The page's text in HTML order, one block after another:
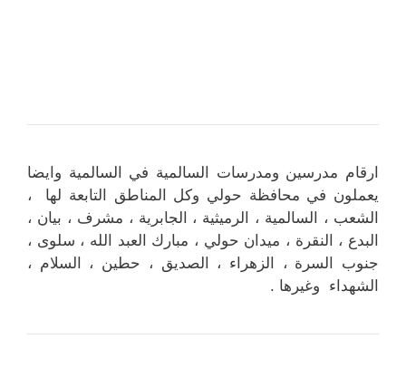
ارقام مدرسين ومدرسات السالمية في السالمية وايضا
يعملون في محافظة حولي وكل المناطق التابعة لها ،
الشعب ، السالمية ، الرميثية ، الجابرية ، مشرف ، بيان ،
البدع ، النقرة ، ميدان حولي ، مبارك العبد الله ، سلوى ،
جنوب السرة ، الزهراء ، الصديق ، حطين ، السلام ،
الشهداء وغيرها .